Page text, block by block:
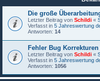
Die große
Letzter Beitrag von Schildi «
Verfasst in 5 Jahreswertung
Antworten: 14
Fehler Bug Korrekturen
Letzter Beitrag von Schildi «
Verfasst in 5 Jahreswertung
Antworten: 1056